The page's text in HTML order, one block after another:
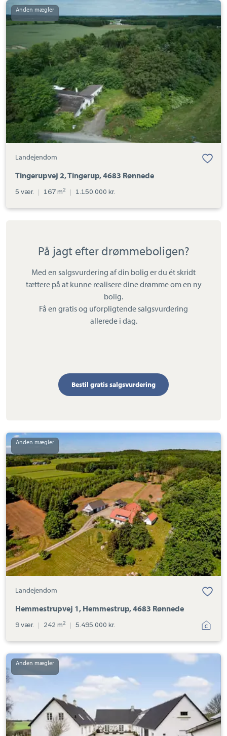
Landejendom:
Tingerupvej
2,
Tingerup,
4683
Rønnede
Landejendom
Tingerupvej 2, Tingerup, 4683 Rønnede
5 vær. | 167 m2 | 1.150.000 kr.
På jagt efter drømmeboligen?
Med en salgsvurdering af din bolig er du ét skridt
tættere på at kunne realisere dine drømme om en ny
bolig.
Få en gratis og uforpligtende salgsvurdering
allerede i dag.
Bestil gratis salgsvurdering
Landejendom:
Hemmestrupvej
1,
Hemmestrup,
4683
Rønnede
Landejendom
Hemmestrupvej 1, Hemmestrup, 4683 Rønnede
9 vær. | 242 m2 | 5.495.000 kr.
Landejendom:
Skov-
Torupvej
27,
Skov-
Torup,
4683
Rønnede